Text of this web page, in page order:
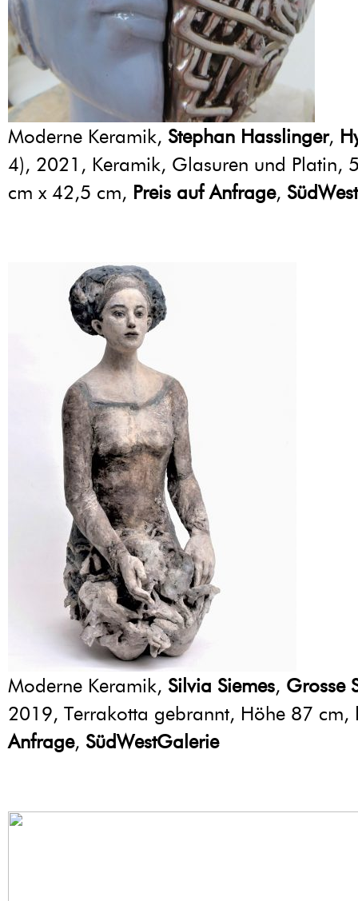
Moderne Keramik, Stephan Hasslinger,
4), 2021, Keramik, Glasuren und Platin,
cm x 42,5 cm, Preis auf Anfrage,
Moderne Keramik, Silvia Siemes, Grosse
2019, Terrakotta gebrannt, Höhe 87 cm,
Anfrage, SüdWestGalerie